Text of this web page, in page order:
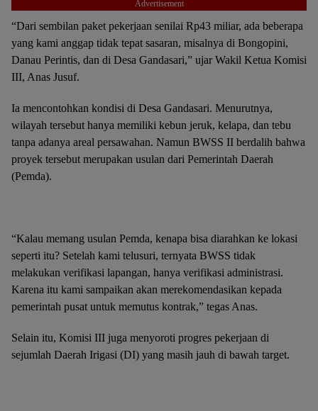
Advertisement
“Dari sembilan paket pekerjaan senilai Rp43 miliar, ada beberapa
yang kami anggap tidak tepat sasaran, misalnya di Bongopini,
Danau Perintis, dan di Desa Gandasari,” ujar Wakil Ketua Komisi
III, Anas Jusuf.
Ia mencontohkan kondisi di Desa Gandasari. Menurutnya,
wilayah tersebut hanya memiliki kebun jeruk, kelapa, dan tebu
tanpa adanya areal persawahan. Namun BWSS II berdalih bahwa
proyek tersebut merupakan usulan dari Pemerintah Daerah
(Pemda).
“Kalau memang usulan Pemda, kenapa bisa diarahkan ke lokasi
seperti itu? Setelah kami telusuri, ternyata BWSS tidak
melakukan verifikasi lapangan, hanya verifikasi administrasi.
Karena itu kami sampaikan akan merekomendasikan kepada
pemerintah pusat untuk memutus kontrak,” tegas Anas.
Selain itu, Komisi III juga menyoroti progres pekerjaan di
sejumlah Daerah Irigasi (DI) yang masih jauh di bawah target.